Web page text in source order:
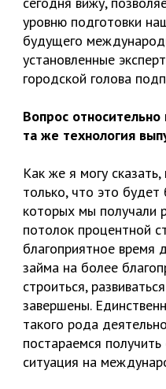
уровню подготовки
будущего
установленные
городской голова
Вопрос
та же технология
Как же я могу
только, что это
которых мы получали
потолок процентной
благоприятное время
займа на более
строиться,
завершены.
такого рода
постараемся
ситуация на